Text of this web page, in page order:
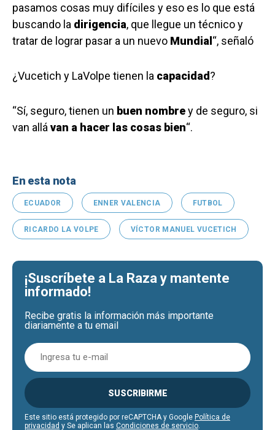
pasamos cosas muy difíciles y eso es lo que está
buscando la dirigencia, que llegue un técnico y
tratar de lograr pasar a un nuevo Mundial “, señaló
¿Vucetich y LaVolpe tienen la capacidad ?
“Sí, seguro, tienen un buen nombrey de seguro, si
van allá van a hacer las cosas bien“.
En esta nota
ECUADOR ENNER VALENCIA FUTBOL
RICARDO LA VOLPE VÍCTOR MANUEL VUCETICH
¡Suscríbete a La Raza y mantente
informado!
Recibe gratis la información más importante
diariamente a tu email
SUSCRIBIRME
Este sitio está protegido por reCAPTCHA y Google Política de
privacidad y Se aplican las Condiciones de servicio.